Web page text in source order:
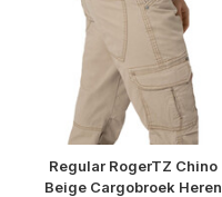
Regular RogerTZ Chino
Beige Cargobroek Heren